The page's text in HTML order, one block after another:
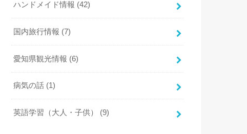
ハンドメイド情報 (42)
国内旅行情報 (7)
愛知県観光情報 (6)
病気の話 (1)
英語学習（大人・子供） (9)